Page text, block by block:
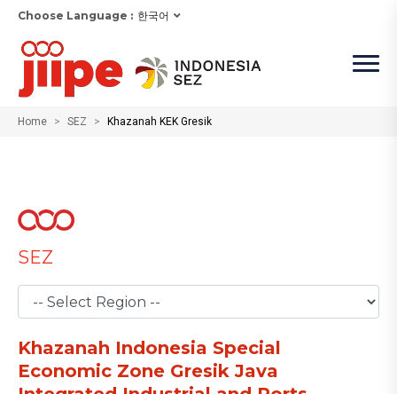
Choose Language : 한국어
Home SEZ Khazanah KEK Gresik
SEZ
Khazanah Indonesia Special
Economic Zone Gresik Java